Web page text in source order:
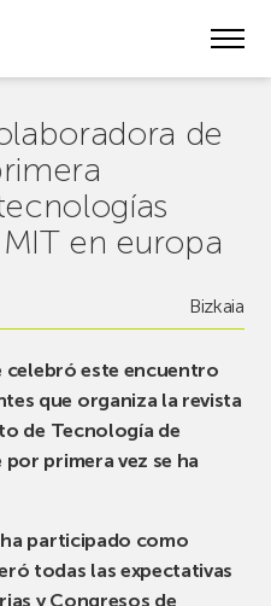
de
en europa
Bizkaia
celebró este encuentro
que organiza la revista
de Tecnología de
primera vez se ha
ha participado como
todas las expectativas
y Congresos de